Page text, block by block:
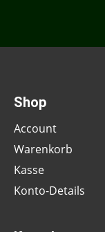
Shop
Account
Warenkorb
Kasse
Konto-Details